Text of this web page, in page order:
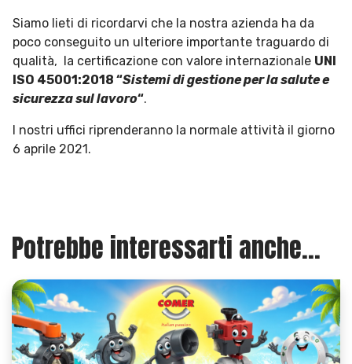
Siamo lieti di ricordarvi che la nostra azienda ha da
poco conseguito un ulteriore importante traguardo di
qualità, la certificazione con valore internazionale UNI
ISO 45001:2018 “Sistemi di gestione per la salute e
sicurezza sul lavoro“.
I nostri uffici riprenderanno la normale attività il giorno
6 aprile 2021.
Potrebbe interessarti anche...